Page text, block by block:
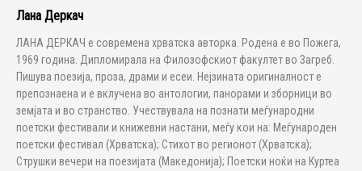
Лана Деркач
ЛАНА ДЕРКАЧ е современа хрватска авторка. Родена е во Пожега,
1969 година. Дипломирала на Филозофскиот факултет во Загреб.
Пишува поезија, проза, драми и есеи. Нејзината оригиналност е
препознаена и е вклучена во антологии, панорами и зборници во
земјата и во странство. Учествувала на познати меѓународни
поетски фестивали и книжевни настани, меѓу кои на: Меѓународен
поетски фестивал (Хрватска); Стихот во регионот (Хрватска);
Струшки вечери на поезијата (Македонија); Поетски ноќи на Куртеа